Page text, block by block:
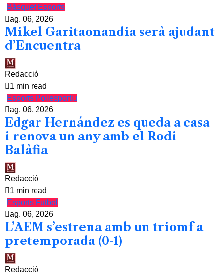
Bàsquet Esports
ag. 06, 2026
Mikel Garitaonandia serà ajudant
d’Encuentra
Redacció
1 min read
Esports Poliesportiu
ag. 06, 2026
Edgar Hernández es queda a casa
i renova un any amb el Rodi
Balàfia
Redacció
1 min read
Esports Futbol
ag. 06, 2026
L’AEM s’estrena amb un triomf a
pretemporada (0-1)
Redacció